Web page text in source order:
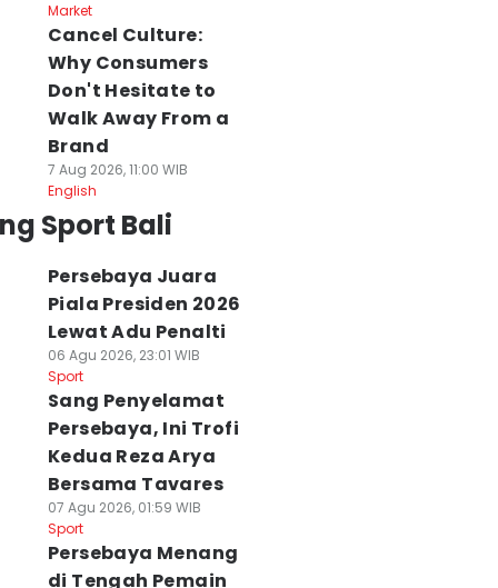
Market
Cancel Culture:
Why Consumers
Don't Hesitate to
Walk Away From a
Brand
7 Aug 2026, 11:00 WIB
English
Sport Bali
Persebaya Juara
Piala Presiden 2026
Lewat Adu Penalti
06 Agu 2026, 23:01 WIB
Sport
Sang Penyelamat
Persebaya, Ini Trofi
Kedua Reza Arya
Bersama Tavares
07 Agu 2026, 01:59 WIB
Sport
Persebaya Menang
di Tengah Pemain